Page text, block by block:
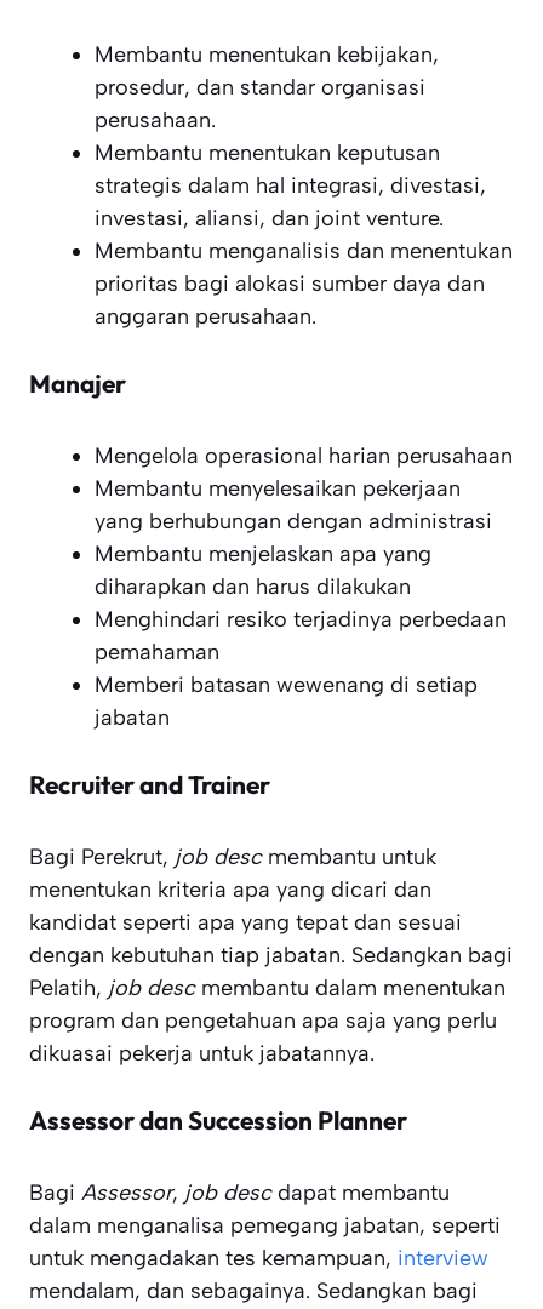
Membantu menentukan kebijakan,
prosedur, dan standar organisasi
perusahaan.
Membantu menentukan keputusan
strategis dalam hal integrasi, divestasi,
investasi, aliansi, dan joint venture.
Membantu menganalisis dan menentukan
prioritas bagi alokasi sumber daya dan
anggaran perusahaan.
Manajer
Mengelola operasional harian perusahaan
Membantu menyelesaikan pekerjaan
yang berhubungan dengan administrasi
Membantu menjelaskan apa yang
diharapkan dan harus dilakukan
Menghindari resiko terjadinya perbedaan
pemahaman
Memberi batasan wewenang di setiap
jabatan
Recruiter and Trainer
Bagi Perekrut, job desc membantu untuk
menentukan kriteria apa yang dicari dan
kandidat seperti apa yang tepat dan sesuai
dengan kebutuhan tiap jabatan. Sedangkan bagi
Pelatih, job descmembantu dalam menentukan
program dan pengetahuan apa saja yang perlu
dikuasai pekerja untuk jabatannya.
Assessor dan Succession Planner
Bagi Assessor, job descdapat membantu
dalam menganalisa pemegang jabatan, seperti
untuk mengadakan tes kemampuan, interview
mendalam, dan sebagainya. Sedangkan bagi